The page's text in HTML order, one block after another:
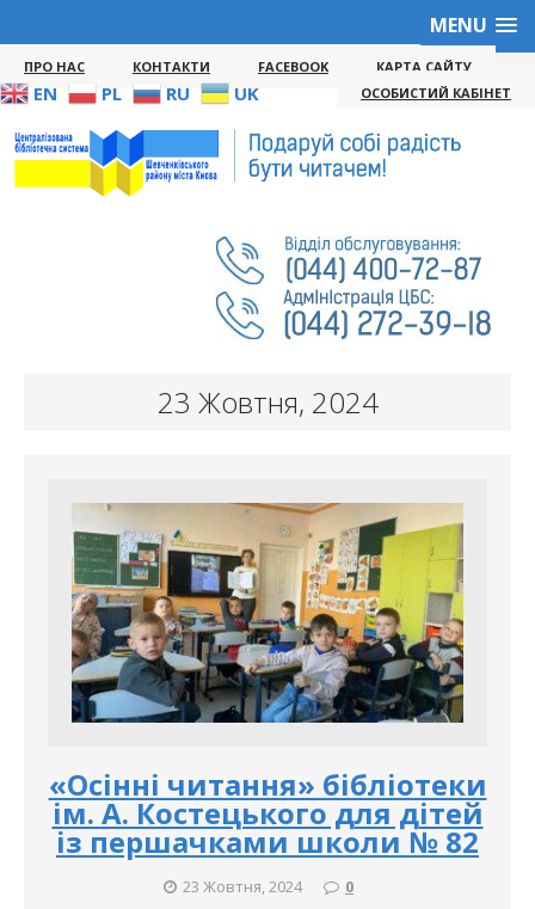
MENU
ПРО НАС КОНТАКТИ FACEBOOK КАРТА САЙТУ
EN PL RU UK ОСОБИСТИЙ КАБІНЕТ
23 Жовтня, 2024
«Осінні читання» бібліотеки
ім. А. Костецького для дітей
із першачками школи № 82
23 Жовтня, 2024 0